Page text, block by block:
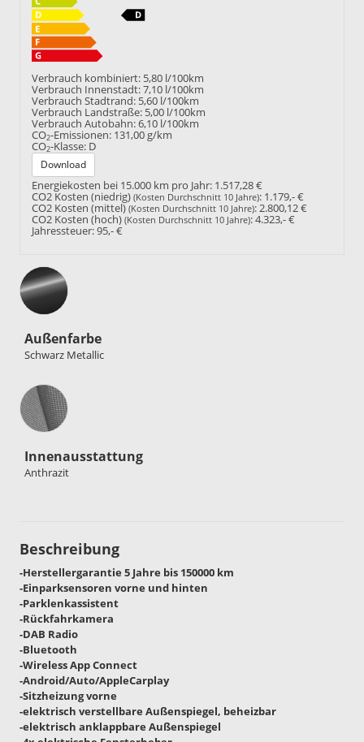
Verbrauch kombiniert: 5,80 l/100km
Verbrauch Innenstadt:7,10 l/100km
Verbrauch Stadtrand: 5,60 l/100km
Verbrauch Landstraße: 5,00 l/100km
Verbrauch Autobahn:6,10 l/100km
CO2-Emissionen: 131,00 g/km
CO2-Klasse: D
Download
Energiekosten bei 15.000 km pro Jahr: 1.517,28 €
CO2 Kosten (niedrig) (Kosten Durchschnitt 10 Jahre): 1.179,- €
CO2 Kosten (mittel) (Kosten Durchschnitt 10 Jahre):2.800,12 €
CO2 Kosten (hoch) (Kosten Durchschnitt 10 Jahre):4.323,- €
Jahressteuer:95,- €
Außenfarbe
Schwarz Metallic
Innenausstattung
Innenausstattung
Anthrazit
Beschreibung
-Herstellergarantie 5 Jahre bis 150000 km
-Einparksensoren vorne und hinten
-Parklenkassistent
-Rückfahrkamera
-DAB Radio
-Bluetooth
-Wireless App Connect
-Android/Auto/AppleCarplay
-Sitzheizung vorne
-elektrisch verstellbare Außenspiegel, beheizbar
-elektrisch anklappbare Außenspiegel